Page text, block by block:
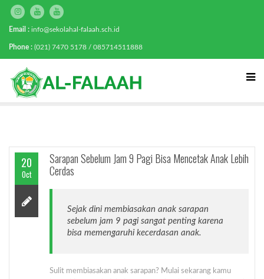
Email : info@sekolahal-falaah.sch.id
Phone : (021) 7470 5178 / 085714511888
20
Oct
Sarapan Sebelum Jam 9 Pagi Bisa Mencetak Anak Lebih
Cerdas
Sejak dini membiasakan anak sarapan
sebelum jam 9 pagi sangat penting karena
bisa memengaruhi kecerdasan anak.
Sulit membiasakan anak sarapan? Mulai sekarang kamu